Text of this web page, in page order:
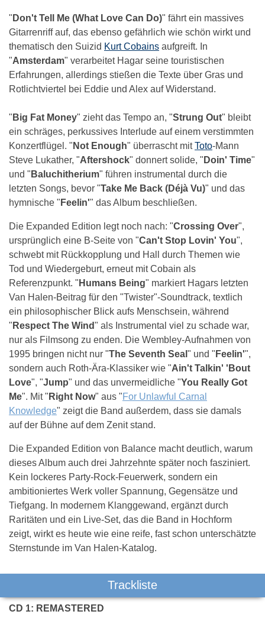
" Don't Tell Me (What Love Can Do)" fährt ein massives
Gitarrenriff auf, das ebenso gefährlich wie schön wirkt und
thematisch den Suizid Kurt Cobains aufgreift. In
"Amsterdam" verarbeitet Hagar seine touristischen
Erfahrungen, allerdings stießen die Texte über Gras und
Rotlichtviertel bei Eddie und Alex auf Widerstand.
" Big Fat Money" zieht das Tempo an, "Strung Out" bleibt
ein schräges, perkussives Interlude auf einem verstimmten
Konzertflügel. " Not Enough" überrascht mitToto-Mann
Steve Lukather, "Aftershock" donnert solide, " Doin' Time"
und " Baluchitherium" führen instrumental durch die
letzten Songs, bevor "Take Me Back (Déjà Vu)" und das
hymnische " Feelin'" das Album beschließen.
Die Expanded Edition legt noch nach: "Crossing Over",
ursprünglich eine B-Seite von "Can't Stop Lovin' You",
schwebt mit Rückkopplung und Hall durch Themen wie
Tod und Wiedergeburt, erneut mit Cobain als
Referenzpunkt. " Humans Being" markiert Hagars letzten
Van Halen-Beitrag für den "Twister"-Soundtrack, textlich
ein philosophischer Blick aufs Menschsein, während
" Respect The Wind" als Instrumental viel zu schade war,
nur als Filmsong zu enden. Die Wembley-Aufnahmen von
1995 bringen nicht nur "The Seventh Seal " und " Feelin'",
sondern auch Roth-Ära-Klassiker wie "Ain't Talkin' 'Bout
Love", "Jump" und das unvermeidliche "You Really Got
Me". Mit " Right Now" aus "For Unlawful Carnal
Knowledge" zeigt die Band außerdem, dass sie damals
auf der Bühne auf dem Zenit stand.
Die Expanded Edition von Balance macht deutlich, warum
dieses Album auch drei Jahrzehnte später noch fasziniert.
Kein lockeres Party-Rock-Feuerwerk, sondern ein
ambitioniertes Werk voller Spannung, Gegensätze und
Tiefgang. In modernem Klanggewand, ergänzt durch
Raritäten und ein Live-Set, das die Band in Hochform
zeigt, wirkt es heute wie eine reife, fast schon unterschätzte
Sternstunde im Van Halen-Katalog.
Trackliste
CD 1: REMASTERED